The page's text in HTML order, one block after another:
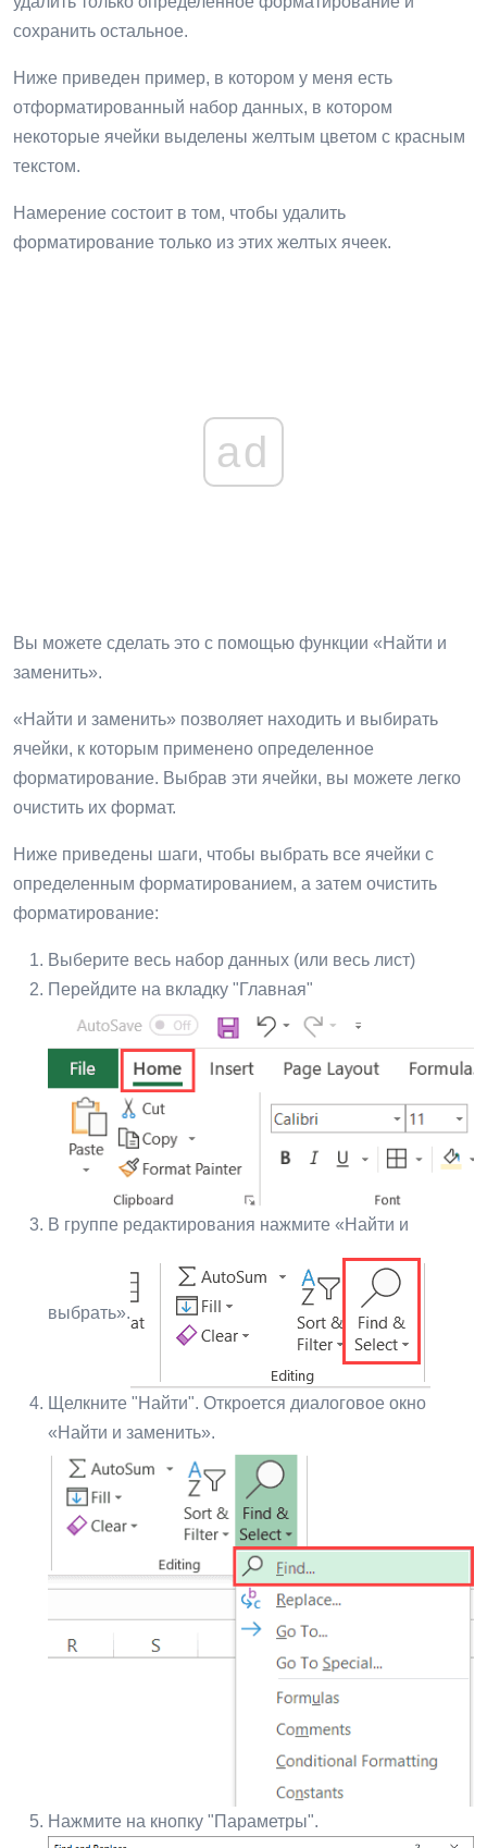
сохранить остальное.
Ниже приведен пример, в котором у меня есть
отформатированный набор данных, в котором
некоторые ячейки выделены желтым цветом с красным
текстом.
Намерение состоит в том, чтобы удалить
форматирование только из этих желтых ячеек.
ad
Вы можете сделать это с помощью функции «Найти и
заменить».
«Найти и заменить» позволяет находить и выбирать
ячейки, к которым применено определенное
форматирование. Выбрав эти ячейки, вы можете легко
очистить их формат.
Ниже приведены шаги, чтобы выбрать все ячейки с
определенным форматированием, а затем очистить
форматирование:
Выберите весь набор данных (или весь лист)
Перейдите на вкладку "Главная"
В группе редактирования нажмите «Найти и
выбрать».
Щелкните "Найти". Откроется диалоговое окно
«Найти и заменить».
Нажмите на кнопку "Параметры".